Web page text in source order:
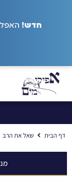
חדש!
דף הבית שאל את הרב